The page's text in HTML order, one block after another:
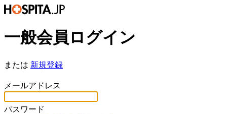
一般会員ログイン
または 新規登録
メールアドレス
パスワード